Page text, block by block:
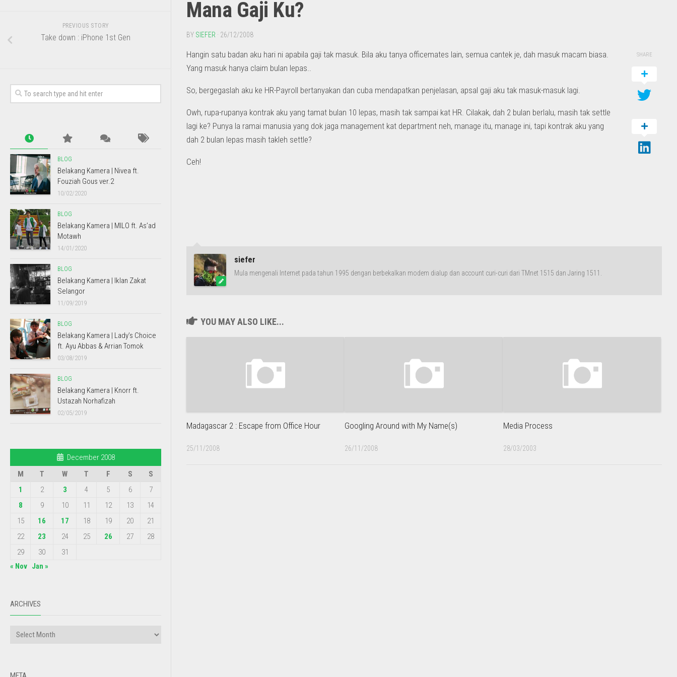
Mana Gaji Ku?
BY SIEFER · 26/12/2008
Hangin satu badan aku hari ni apabila gaji tak masuk. Bila aku tanya officemates lain, semua cantek je, dah masuk macam biasa.
Yang masuk hanya claim bulan lepas..
So, bergegaslah aku ke HR-Payroll bertanyakan dan cuba mendapatkan penjelasan, apsal gaji aku tak masuk-masuk lagi.
Owh, rupa-rupanya kontrak aku yang tamat bulan 10 lepas, masih tak sampai kat HR. Cilakak, dah 2 bulan berlalu, masih tak settle
lagi ke? Punya la ramai manusia yang dok jaga management kat department neh, manage itu, manage ini, tapi kontrak aku yang
dah 2 bulan lepas masih takleh settle?
Ceh!
SHARE
siefer
Mula mengenali Internet pada tahun 1995 dengan berbekalkan modem dialup dan account curi-curi dari TMnet 1515 dan Jaring 1511.
YOU MAY ALSO LIKE...
Madagascar 2 : Escape from Office Hour
25/11/2008
Googling Around with My Name(s)
26/11/2008
Media Process
28/03/2003
PREVIOUS STORY
Take down : iPhone 1st Gen
BLOG
Belakang Kamera | Nivea ft.
Fouziah Gous ver.2
10/02/2020
BLOG
Belakang Kamera | MILO ft. As’ad
Motawh
14/01/2020
BLOG
Belakang Kamera | Iklan Zakat
Selangor
11/09/2019
BLOG
Belakang Kamera | Lady’s Choice
ft. Ayu Abbas & Arrian Tomok
03/08/2019
BLOG
Belakang Kamera | Knorr ft.
Ustazah Norhafizah
02/05/2019
December 2008
M
T W T F S
S
1
2 3 4 5 6
7
8
9 10 11 12 13
14
15
16 17 18 19 20
21
22
23 24 25 26 27
28
29
30
31
« Nov Jan »
ARCHIVES